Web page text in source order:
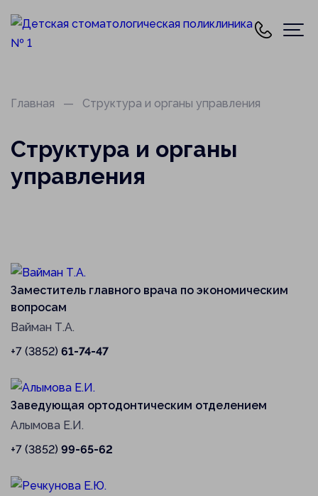
Главная Структура и органы управления
Структура и органы
управления
Заместитель главного врача по экономическим
вопросам
Вайман Т.А.
+7 (3852) 61-74-47
Заведующая ортодонтическим отделением
Алымова Е.И.
+7 (3852) 99-65-62